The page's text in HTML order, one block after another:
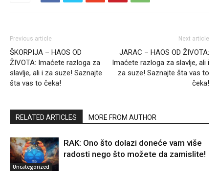
Previous article
ŠKORPIJA – HAOS OD
ŽIVOTA: Imaćete razloga za
slavlje, ali i za suze! Saznajte
šta vas to čeka!
Next article
JARAC – HAOS OD ŽIVOTA:
Imaćete razloga za slavlje, ali i
za suze! Saznajte šta vas to
čeka!
RELATED ARTICLES MORE FROM AUTHOR
Uncategorized
RAK: Ono što dolazi doneće vam više
radosti nego što možete da zamislite!